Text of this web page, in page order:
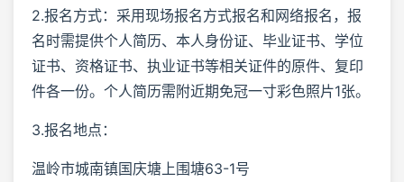
2.报名方式：采用现场报名方式报名和网络报名，报
名时需提供个人简历、本人身份证、毕业证书、学位
证书、资格证书、执业证书等相关证件的原件、复印
件各一份。个人简历需附近期免冠一寸彩色照片1张。
3.报名地点：
温岭市城南镇国庆塘上围塘63-1号